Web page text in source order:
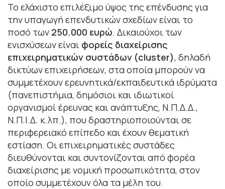
Το ελάχιστο επιλέξιμο ύψος της επένδυσης για
την υπαγωγή επενδυτικών σχεδίων είναι το
ποσό των 250.000 ευρώ. Δικαιούχοι των
ενισχύσεων είναι φορείς διαχείρισης
επιχειρηματικών συστάδων (cluster), δηλαδή
δικτύων επιχειρήσεων, στα οποία μπορούν να
συμμετέχουν ερευνητικά/εκπαιδευτικά ιδρύματα
(πανεπιστήμια, δημόσιοι και ιδιωτικοί
οργανισμοί έρευνας και ανάπτυξης, Ν.Π.Δ.Δ.,
Ν.Π.Ι.Δ. κ.λπ.), που δραστηριοποιούνται σε
περιφερειακό επίπεδο και έχουν θεματική
εστίαση. Οι επιχειρηματικές συστάδες
διευθύνονται και συντονίζονται από φορέα
διαχείρισης με νομική προσωπικότητα, στον
οποίο συμμετέχουν όλα τα μέλη του.